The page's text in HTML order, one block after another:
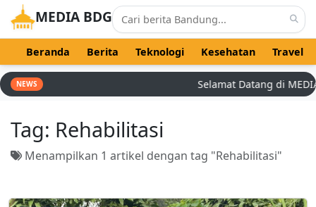
MEDIA BDG
Beranda Berita Teknologi Kesehatan Travel
NEWS Selamat Datang di
Tag: Rehabilitasi
Menampilkan 1 artikel dengan tag "Rehabilitasi"